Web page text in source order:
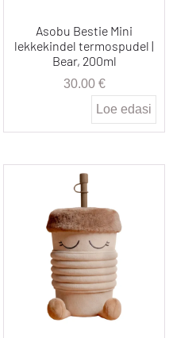
Asobu Bestie Mini
lekkekindel termospudel |
Bear, 200ml
30.00 €
Loe edasi